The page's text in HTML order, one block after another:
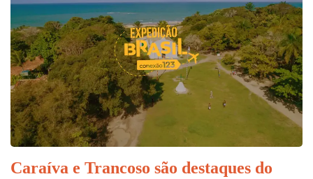
Caraíva e Trancoso são destaques do